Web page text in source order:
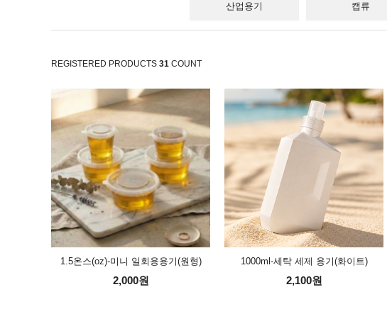
산업용기 캡류
REGISTERED PRODUCTS 31 COUNT
1.5온스(oz)-미니 일회용용기(원형)
2,000원
1000ml-세탁 세제 용기(화이트)
2,100원